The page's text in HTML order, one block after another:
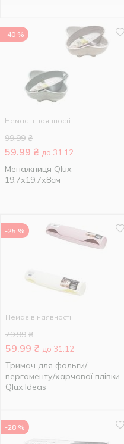
-40 %
Немає в наявності
99.99 ₴
59.99 ₴ до 31.12
Менажниця Qlux
19,7х19,7х8см
-25 %
Немає в наявності
79.99 ₴
59.99 ₴ до 31.12
Тримач для фольги/
пергаменту/харчової плівки
Qlux Ideas
-28 %